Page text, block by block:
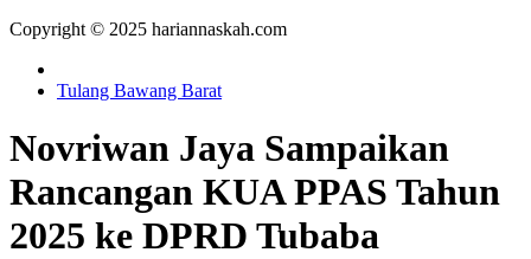
Copyright © 2025 hariannaskah.com
Tulang Bawang Barat
Novriwan Jaya Sampaikan
Rancangan KUA PPAS Tahun
2025 ke DPRD Tubaba